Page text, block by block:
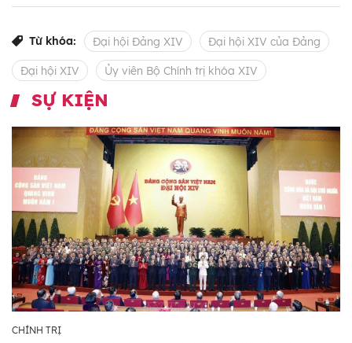
Từ khóa: Đại hội Đảng XIV Đại hội XIV của Đảng
Đại hội XIV Ủy viên Bộ Chính trị khóa XIV
SỰ KIỆN
CHÍNH TRỊ